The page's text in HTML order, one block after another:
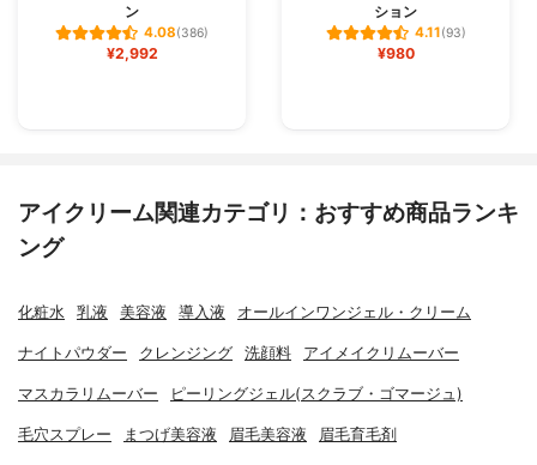
ン
4.08(386)
¥2,992
ション
4.11(93)
¥980
アイクリーム関連カテゴリ：おすすめ商品ランキ
ング
化粧水 乳液 美容液 導入液 オールインワンジェル・クリーム
ナイトパウダー クレンジング 洗顔料 アイメイクリムーバー
マスカラリムーバー ピーリングジェル(スクラブ・ゴマージュ)
毛穴スプレー まつげ美容液 眉毛美容液 眉毛育毛剤